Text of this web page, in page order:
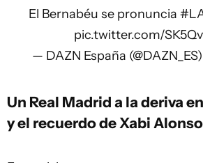
El Bernabéu se pronuncia
pic.twitter.com/
— DAZN España (@DAZN_ES)
Un Real Madrid a la deriva
y el recuerdo de Xabi Alonso